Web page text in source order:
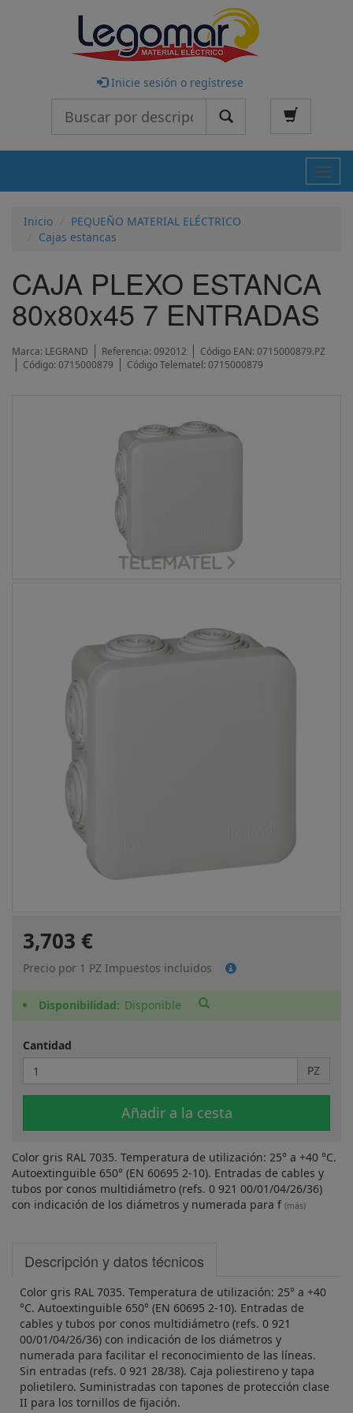
Inicie sesión o regístrese
Inicio
PEQUEÑO MATERIAL ELÉCTRICO
Cajas estancas
CAJA PLEXO ESTANCA
80x80x45 7 ENTRADAS
Marca: LEGRAND Referencia: 092012 Código EAN: 0715000879.PZ
Código: 0715000879 Código Telematel: 0715000879
3,703 €
Precio por 1 PZ Impuestos incluidos
Disponibilidad Disponible
Cantidad
PZ
Añadir a la cesta
Color gris RAL 7035. Temperatura de utilización: 25° a +40 °C.
Autoextinguible 650° (EN 60695 2-10). Entradas de cables y
tubos por conos multidiámetro (refs. 0 921 00/01/04/26/36)
con indicación de los diámetros y numerada para f (más)
Descripción y datos técnicos
Color gris RAL 7035. Temperatura de utilización: 25° a +40
°C. Autoextinguible 650° (EN 60695 2-10). Entradas de
cables y tubos por conos multidiámetro (refs. 0 921
00/01/04/26/36) con indicación de los diámetros y
numerada para facilitar el reconocimiento de las líneas.
Sin entradas (refs. 0 921 28/38). Caja poliestireno y tapa
polietilero. Suministradas con tapones de protección clase
II para los tornillos de fijación.